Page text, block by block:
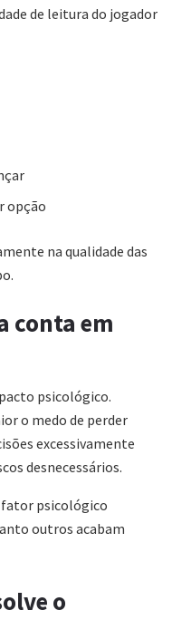
de leitura do jogador
opção
na qualidade das
conta em
psicológico.
o medo de perder
excessivamente
desnecessários.
fator psicológico
outros acabam
o